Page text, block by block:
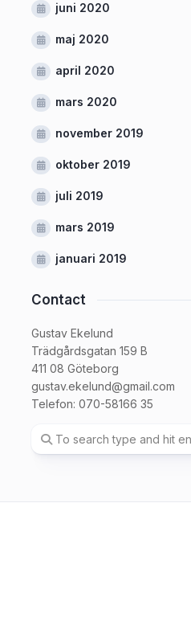
juni 2020
maj 2020
april 2020
mars 2020
november 2019
oktober 2019
juli 2019
mars 2019
januari 2019
Contact
Gustav Ekelund
Trädgårdsgatan 159 B
411 08 Göteborg
gustav.ekelund@gmail.com
Telefon: 070-58166 35